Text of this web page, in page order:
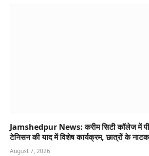
Jamshedpur News: करीम सिटी कॉलेज में
टेनिसन की याद में विशेष कार्यक्रम, छात्रों के
August 7, 2026